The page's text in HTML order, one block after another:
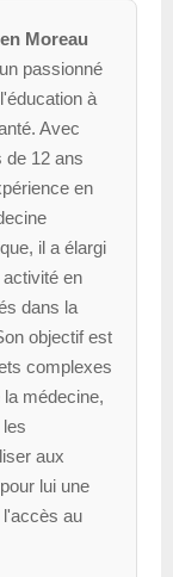
Moreau
passionné
à
Avec
de 12 ans
en
il a élargi
en
dans la
objectif est
complexes
médecine,
aux
lui une
au